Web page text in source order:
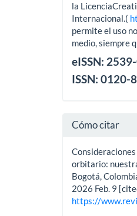
la
Internacional.(
permite el uso
medio, siempre
eISSN:
ISSN: 0120-
Cómo citar
orbitario:
Bogotá,
2026 Feb. 9
https://